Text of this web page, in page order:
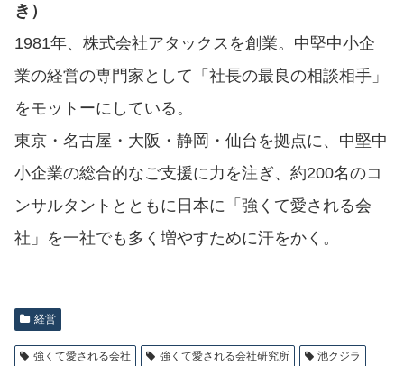
き）
1981年、株式会社アタックスを創業。中堅中小企
業の経営の専門家として「社長の最良の相談相手」
をモットーにしている。
東京・名古屋・大阪・静岡・仙台を拠点に、中堅中
小企業の総合的なご支援に力を注ぎ、約200名のコ
ンサルタントとともに日本に「強くて愛される会
社」を一社でも多く増やすために汗をかく。
経営
強くて愛される会社 強くて愛される会社研究所 池クジラ